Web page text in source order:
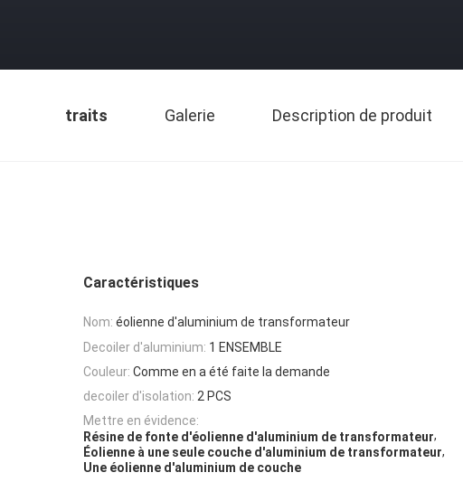
traits Galerie Description de produit
Caractéristiques
Nom: éolienne d'aluminium de transformateur
Decoiler d'aluminium: 1 ENSEMBLE
Couleur: Comme en a été faite la demande
decoiler d'isolation: 2 PCS
Mettre en évidence:
Résine de fonte d'éolienne d'aluminium de transformateur,
Éolienne à une seule couche d'aluminium de transformateur,
Une éolienne d'aluminium de couche